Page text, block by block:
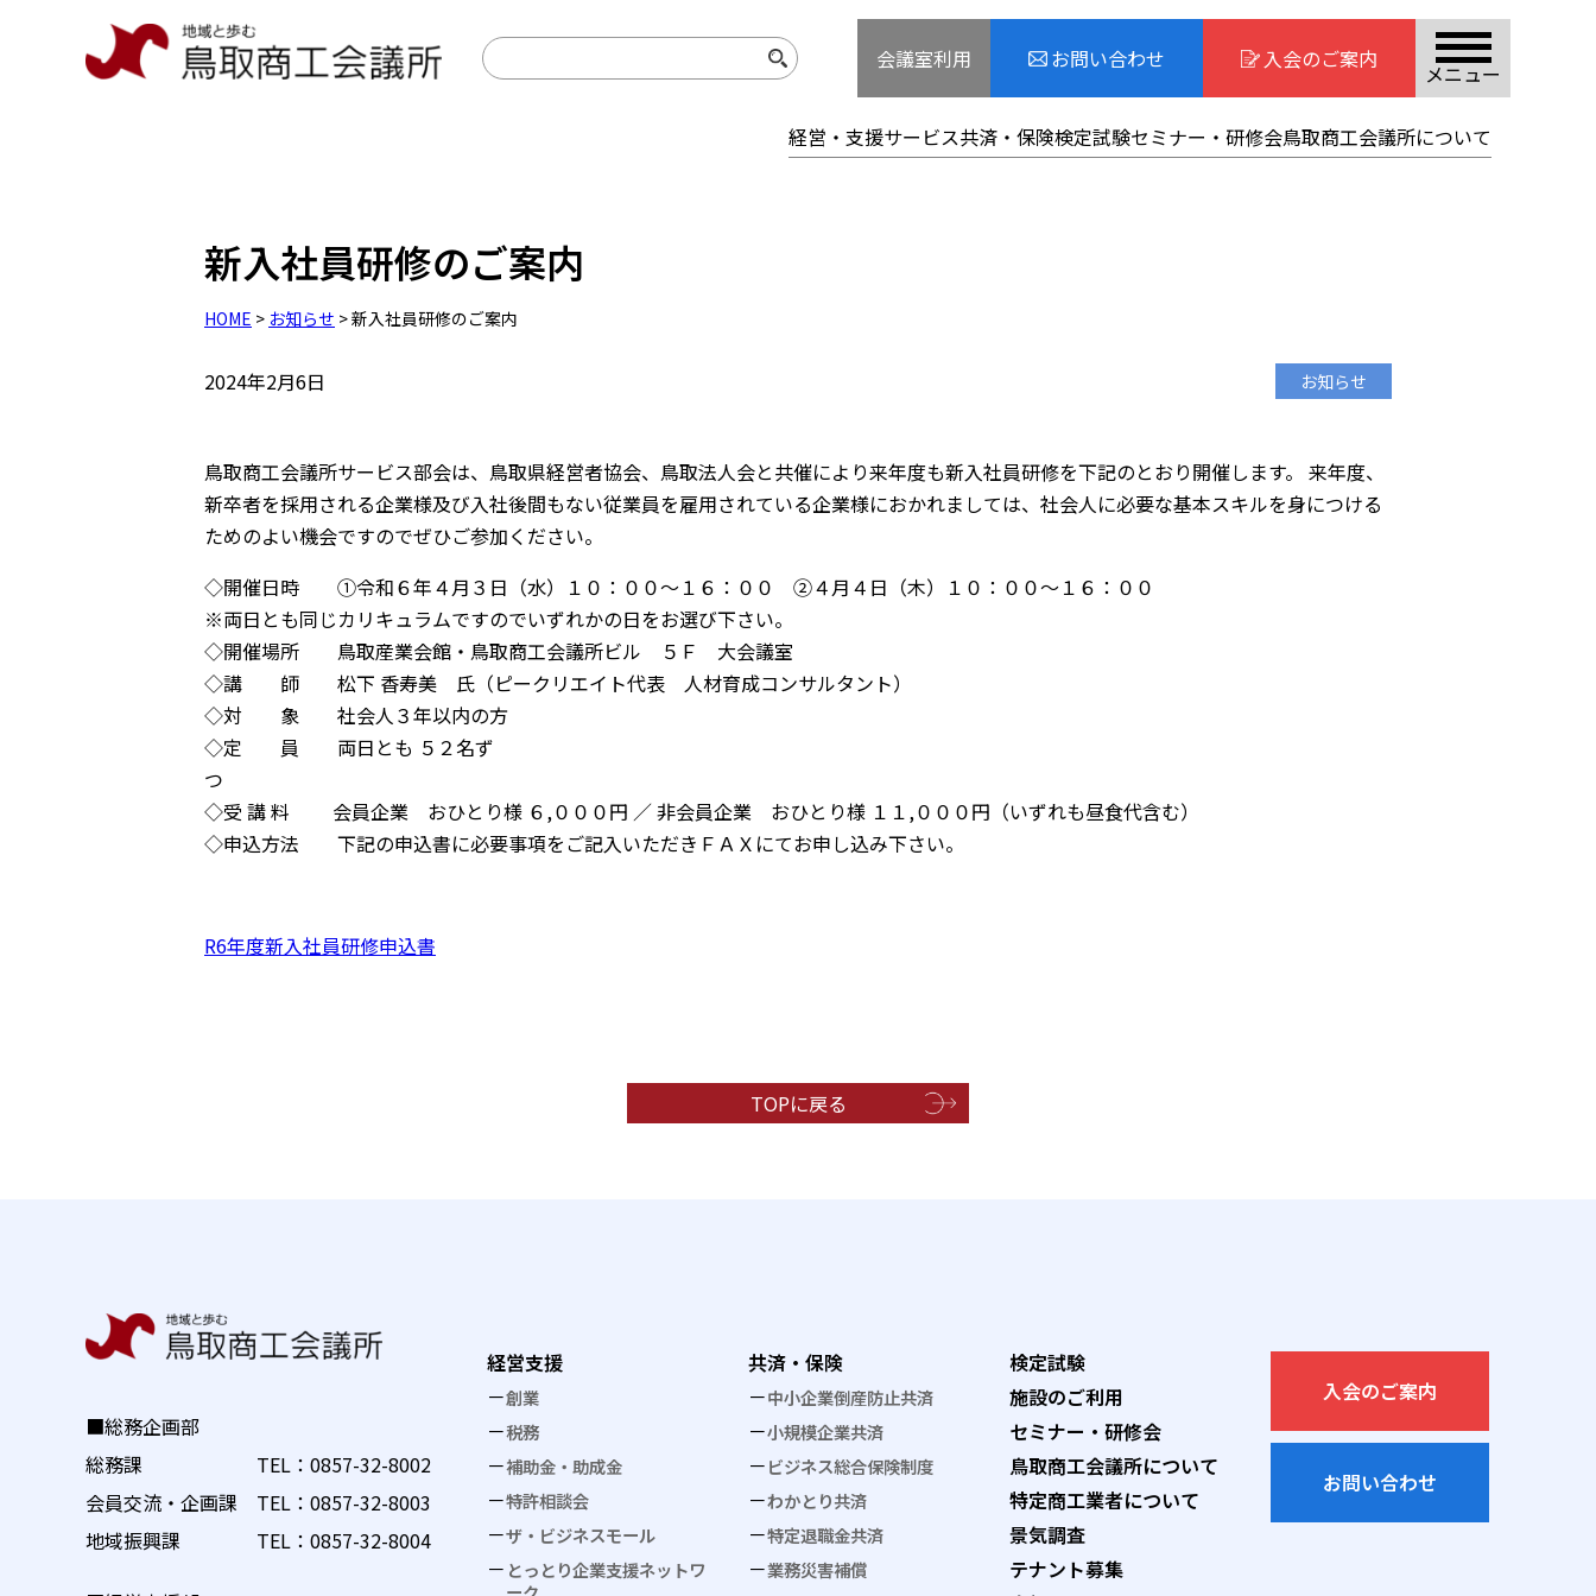
会議室利用 お問い合わせ 入会のご案内
メニュー
経営・支援サービス共済・保険検定試験セミナー・研修会鳥取商工会議所について
新入社員研修のご案内
HOME > お知らせ > 新入社員研修のご案内
2024年2月6日 お知らせ
鳥取商工会議所サービス部会は、鳥取県経営者協会、鳥取法人会と共催により来年度も新入社員研修を下記のとおり開催します。 来年度、
新卒者を採用される企業様及び入社後間もない従業員を雇用されている企業様におかれましては、社会人に必要な基本スキルを身につける
ためのよい機会ですのでぜひご参加ください。
◇開催日時 ①令和６年４月３日（水）１０：００～１６：００ ②４月４日（木）１０：００～１６：００
※両日とも同じカリキュラムですのでいずれかの日をお選び下さい。
◇開催場所 鳥取産業会館・鳥取商工会議所ビル ５Ｆ 大会議室
◇講 師 松下 香寿美 氏（ピークリエイト代表 人材育成コンサルタント）
◇対 象 社会人３年以内の方
◇定 員 両日とも ５２名ず
◇受 講 料 会員企業 おひとり様 ６,０００円 ／ 非会員企業 おひとり様 １１,０００円（いずれも昼食代含む）
◇申込方法 下記の申込書に必要事項をご記入いただきＦＡＸにてお申し込み下さい。
R6年度新入社員研修申込書
TOPに戻る
■総務企画部
総務課 TEL： 0857-32-8002
会員交流・企画課 TEL： 0857-32-8003
地域振興課 TEL： 0857-32-8004
経営支援
創業
税務
補助金・助成金
特許相談会
ザ・ビジネスモール
とっとり企業支援ネットワ
共済・保険
中小企業倒産防止共済
小規模企業共済
ビジネス総合保険制度
わかとり共済
特定退職金共済
業務災害補償
検定試験
施設のご利用
セミナー・研修会
鳥取商工会議所について
特定商工業者について
景気調査
テナント募集
入会のご案内
お問い合わせ